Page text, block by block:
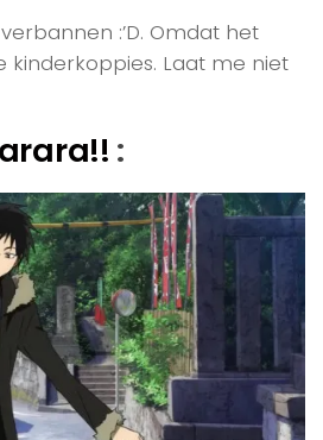
:’D. Omdat het
kinderkoppies. Laat me niet
: